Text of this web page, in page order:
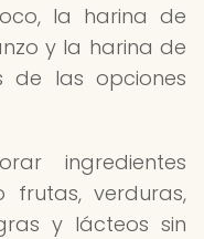
la harina de
y la harina de
de las opciones
ingredientes
frutas, verduras,
y lácteos sin